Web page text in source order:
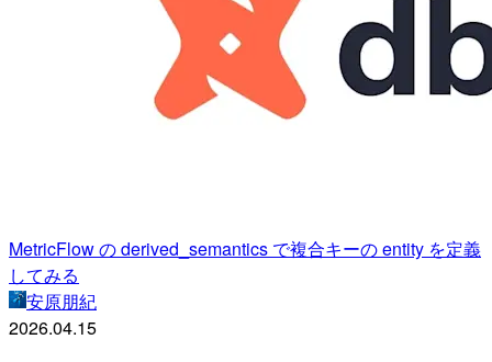
MetricFlow の derived_semantics で複合キーの entity を定義
してみる
安原朋紀
2026.04.15